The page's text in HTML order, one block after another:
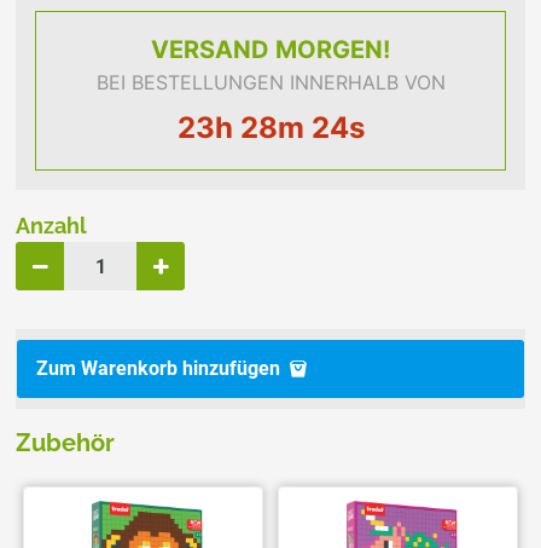
VERSAND MORGEN!
BEI BESTELLUNGEN INNERHALB VON
23h 28m 24s
Anzahl
Zum Warenkorb hinzufügen
Zubehör